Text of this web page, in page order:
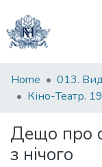
Communities
&
All of DSpace
Home 013.
Кіно-Театр.
Дещо про
з нічого